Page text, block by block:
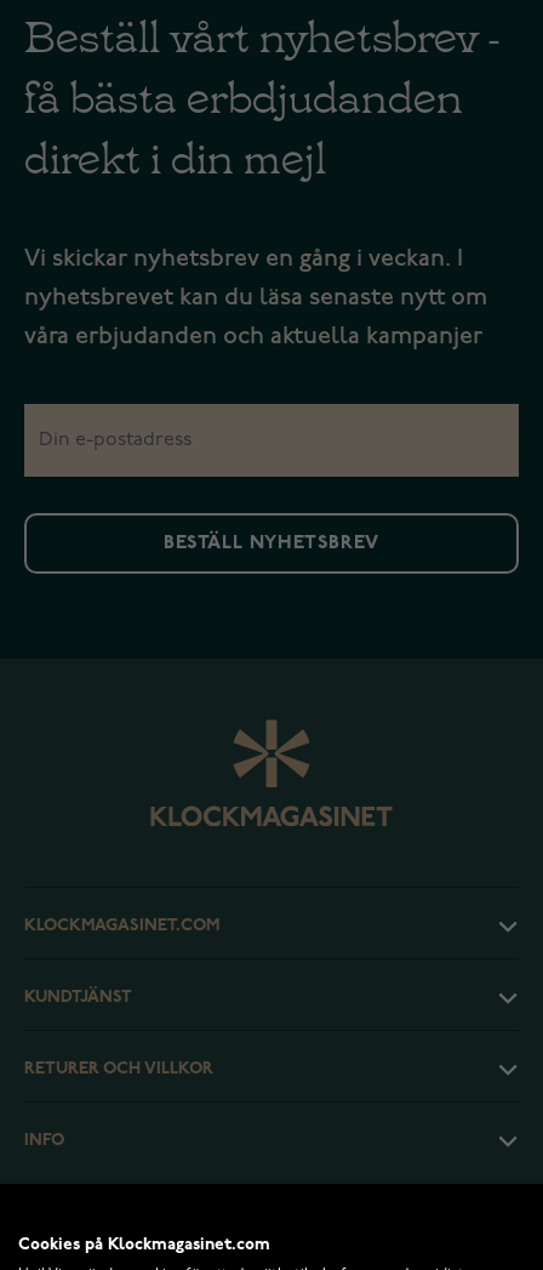
Beställ vårt nyhetsbrev -
få bästa erbdjudanden
direkt i din mejl
Vi skickar nyhetsbrev en gång i veckan. I
nyhetsbrevet kan du läsa senaste nytt om
våra erbjudanden och aktuella kampanjer
BESTÄLL NYHETSBREV
KLOCKMAGASINET.COM
KUNDTJÄNST
RETURER OCH VILLKOR
INFO
Cookies på Klockmagasinet.com